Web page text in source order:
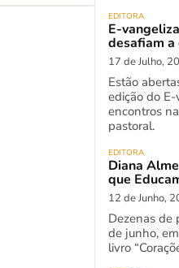
EDITORA
E-
desafiam a
17 de Julho,
Estão
edição do
encontros
pastoral.
EDITORA
Diana
que
12 de Junho,
Dezenas de
de junho,
livro